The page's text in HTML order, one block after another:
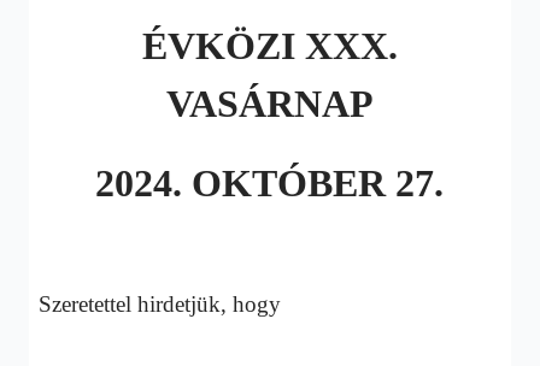
ÉVKÖZI XXX.
VASÁRNAP
2024. OKTÓBER 27.
Szeretettel hirdetjük, hogy